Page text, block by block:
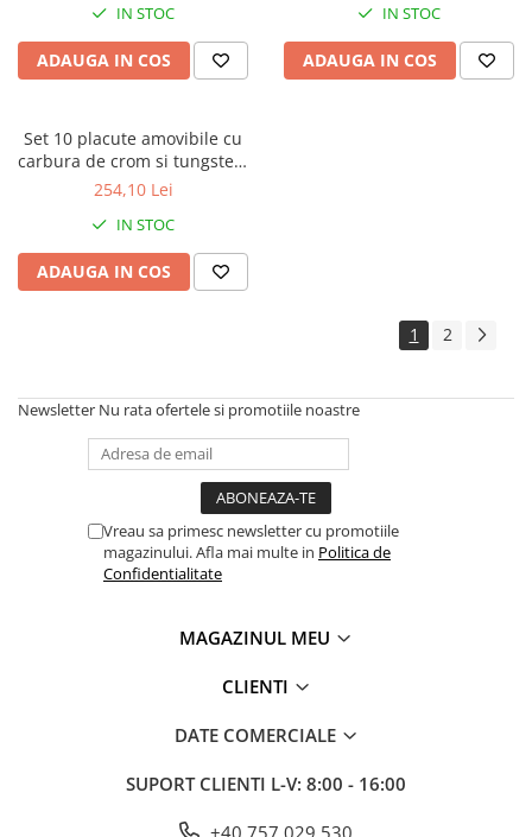
IN STOC
ADAUGA IN COS
IN STOC
ADAUGA IN COS
Set 10 placute amovibile cu
carbura de crom si tungsten,
2 muchii taietoare, 50 x 12 x
254,10 Lei
IN STOC
ADAUGA IN COS
1 2
Newsletter Nu rata ofertele si promotiile noastre
Vreau sa primesc newsletter cu promotiile
magazinului. Afla mai multe in Politica de
Confidentialitate
MAGAZINUL MEU
CLIENTI
DATE COMERCIALE
SUPORT CLIENTI L-V: 8:00 - 16:00
+40 757 029 530